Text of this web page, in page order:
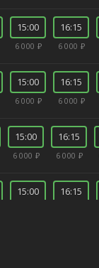
15:00
6 000 ₽
16:15
6 000 ₽
15:00
6 000 ₽
16:15
6 000 ₽
15:00
6 000 ₽
16:15
6 000 ₽
15:00 16:15